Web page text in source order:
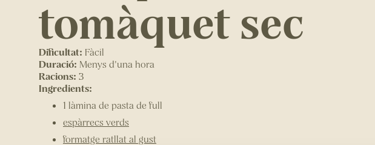
tomàquet sec
Dificultat: Fàcil
Duració: Menys d'una hora
Racions: 3
Ingredients:
1 làmina de pasta de full
espàrrecs verds
formatge ratllat al gust